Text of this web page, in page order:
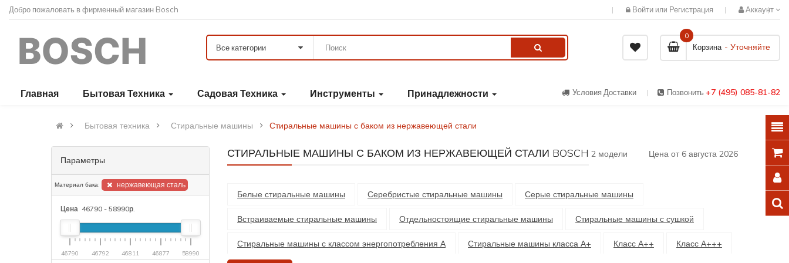
Добро пожаловать в фирменный магазин Bosch Войти или Регистрация Аккаунт
Все категории Корзина
0
- Уточняйте
Главная Бытовая Техника Садовая Техника Инструменты Принадлежности Условия Доставки Позвонить +7 (495) 085-81-82
Бытовая техника Стиральные машины Стиральные машины с баком из нержавеющей стали
Параметры
Материал бака: нержавеющая сталь
Цена 46790 - 58990р.
46790 46792 46811 46877 58990
СТИРАЛЬНЫЕ МАШИНЫ С БАКОМ ИЗ НЕРЖАВЕЮЩЕЙ СТАЛИ BOSCH 2 модели Цена от 6 августа 2026
Белые стиральные машины Серебристые стиральные машины Серые стиральные машины
Встраиваемые стиральные машины Отдельностоящие стиральные машины Стиральные машины с сушкой
Стиральные машины с классом энергопотребления А Стиральные машины класса А+ Класс А++ Класс А+++